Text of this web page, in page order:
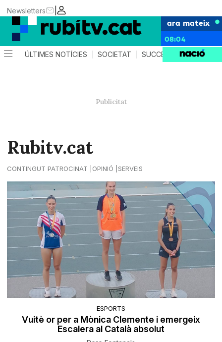
|
Newsletters
ara mateix
08:04
ÚLTIMES NOTÍCIES SOCIETAT SUCCESSOS
Rubitv.cat
CONTINGUT PATROCINAT OPINIÓ SERVEIS
ESPORTS
Vuitè or per a Mònica Clemente i emergeix
Escalera al Català absolut